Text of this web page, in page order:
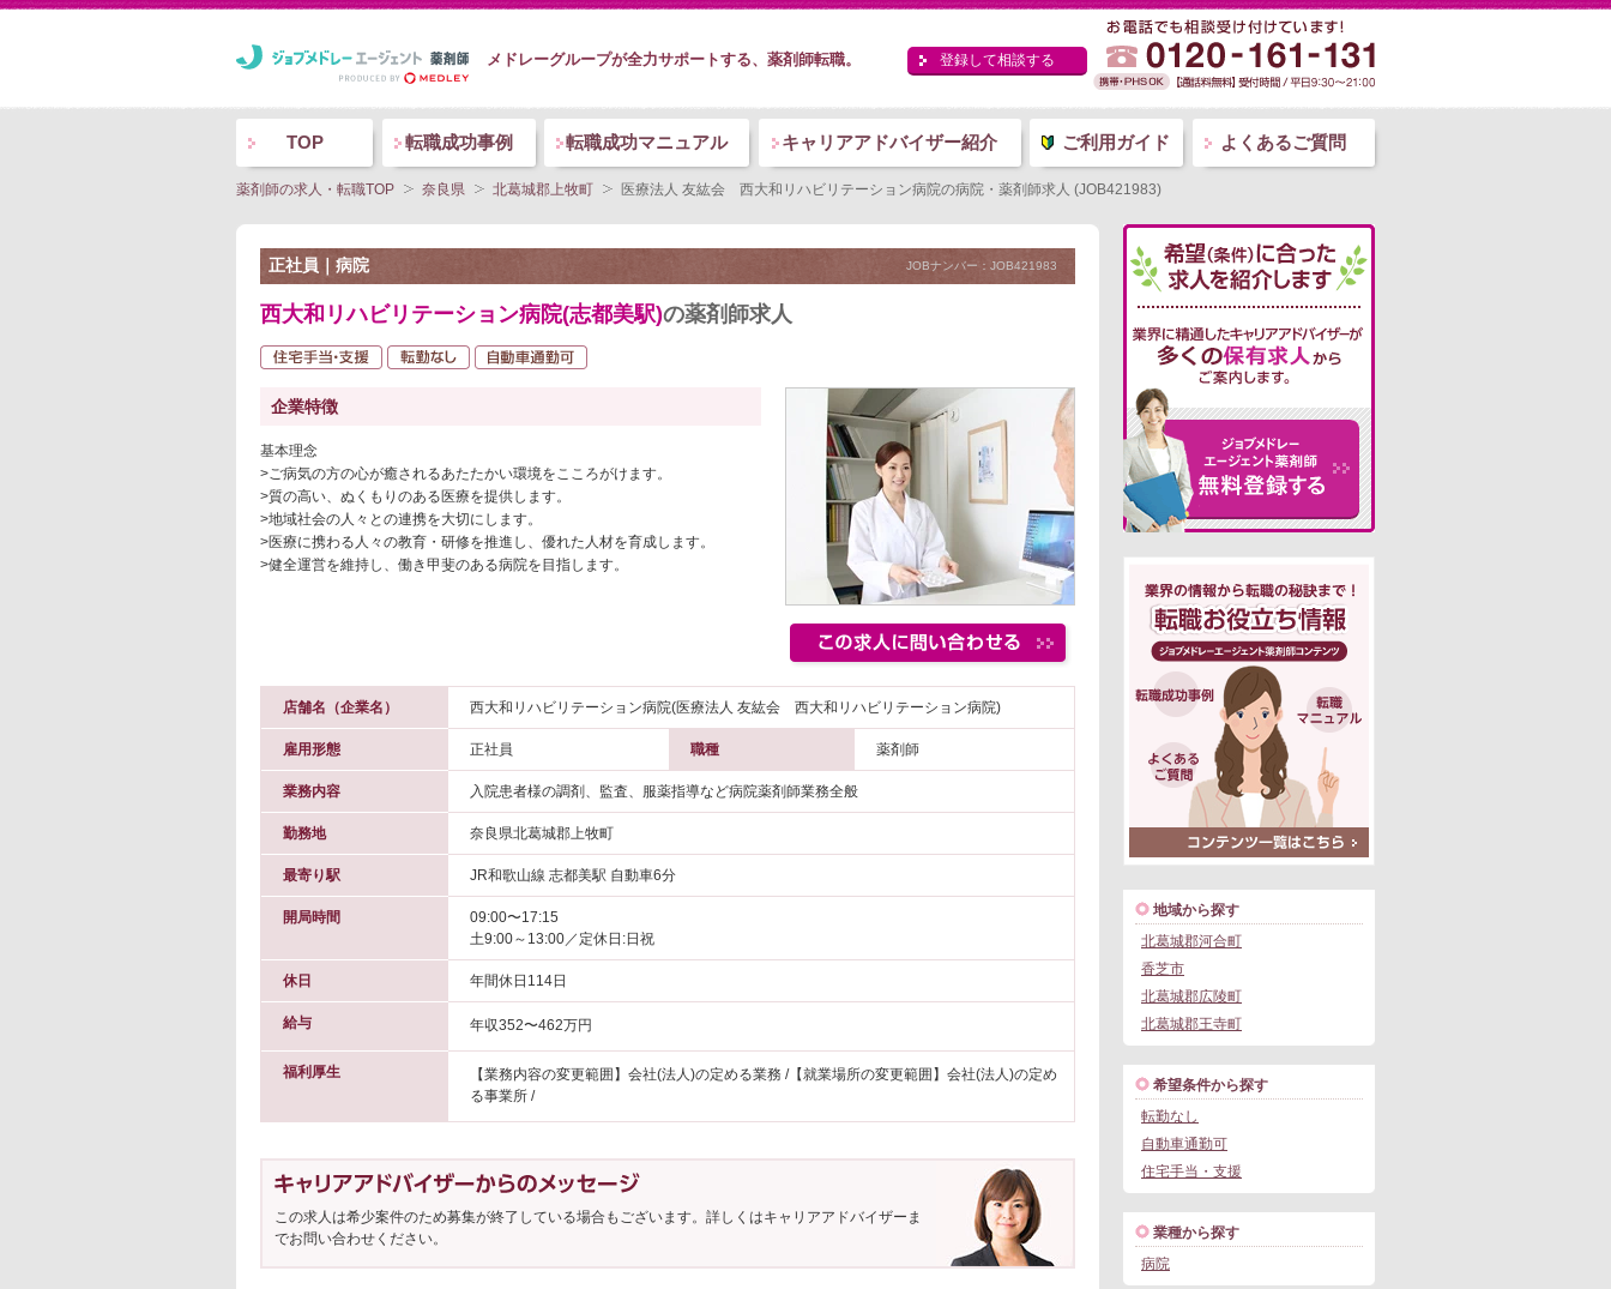
メドレーグループが全力サポートする、薬剤師転職。 登録して相談する
TOP 転職成功事例 転職成功マニュアル キャリアアドバイザー紹介 ご利用ガイド よくあるご質問
薬剤師の求人・転職TOP 奈良県 北葛城郡上牧町 医療法人 友紘会 西大和リハビリテーション病院の病院・薬剤師求人 (JOB421983)
正社員｜病院 JOBナンバー：JOB421983
西大和リハビリテーション病院(志都美駅)の薬剤師求人
企業特徴
基本理念
>ご病気の方の心が癒されるあたたかい環境をこころがけます。
>質の高い、ぬくもりのある医療を提供します。
>地域社会の人々との連携を大切にします。
>医療に携わる人々の教育・研修を推進し、優れた人材を育成します。
>健全運営を維持し、働き甲斐のある病院を目指します。
店舗名（企業名） 西大和リハビリテーション病院(医療法人 友紘会 西大和リハビリテーション病院)
雇用形態 正社員 職種 薬剤師
業務内容 入院患者様の調剤、監査、服薬指導など病院薬剤師業務全般
勤務地 奈良県北葛城郡上牧町
最寄り駅 JR和歌山線 志都美駅 自動車6分
開局時間
09:00〜17:15
土9:00～13:00／定休日:日祝
休日 年間休日114日
給与 年収352〜462万円
福利厚生
【業務内容の変更範囲】会社(法人)の定める業務 /【就業場所の変更範囲】会社(法人)の定め
る事業所 /
この求人は希少案件のため募集が終了している場合もございます。詳しくはキャリアアドバイザーま
でお問い合わせください。
地域から探す
北葛城郡河合町
香芝市
北葛城郡広陵町
北葛城郡王寺町
希望条件から探す
転勤なし
自動車通勤可
住宅手当・支援
業種から探す
病院